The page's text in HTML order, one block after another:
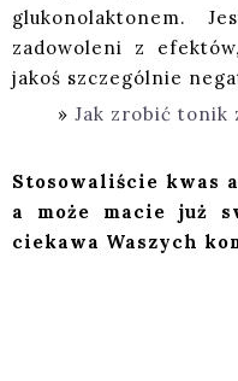
glukonolaktonem.
zadowoleni z
jakoś szczególnie
Jak zrobić tonik
Stosowaliście kwas
a może macie już
ciekawa Waszych